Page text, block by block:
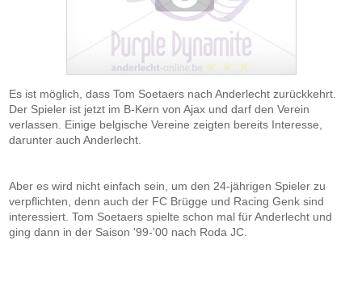
Es ist möglich, dass Tom Soetaers nach Anderlecht zurückkehrt.
Der Spieler ist jetzt im B-Kern von Ajax und darf den Verein
verlassen. Einige belgische Vereine zeigten bereits Interesse,
darunter auch Anderlecht.
Aber es wird nicht einfach sein, um den 24-jährigen Spieler zu
verpflichten, denn auch der FC Brügge und Racing Genk sind
interessiert. Tom Soetaers spielte schon mal für Anderlecht und
ging dann in der Saison '99-'00 nach Roda JC.